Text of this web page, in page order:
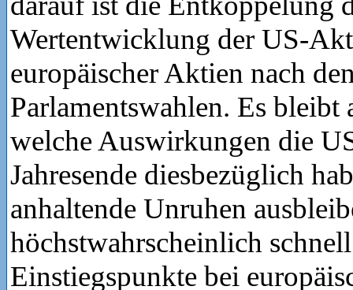
Wertentwicklung der US-
europäischer Aktien nach
Parlamentswahlen. Es bleibt
welche Auswirkungen die
Jahresende diesbezüglich
anhaltende Unruhen
höchstwahrscheinlich
Einstiegspunkte bei